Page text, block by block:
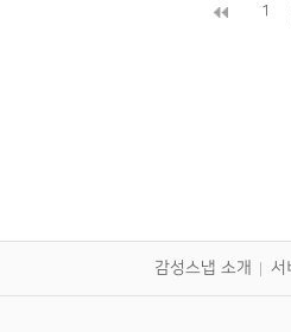
1
감성스냅 소개 서